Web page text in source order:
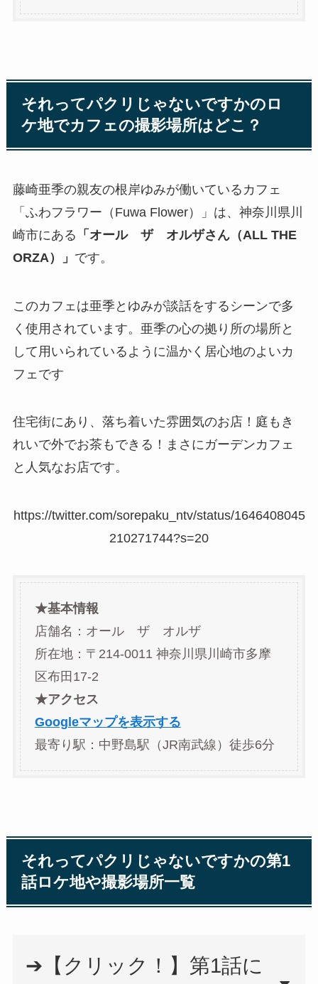
それってパクリじゃないですかのロ
ケ地でカフェの撮影場所はどこ？
藤崎亜季の親友の根岸ゆみが働いているカフェ
「ふわフラワー（Fuwa Flower）」は、神奈川県川
崎市にある 「オール ザ オルザさん（ALL THE
ORZA）」 です。
このカフェは亜季とゆみが談話をするシーンで多
く使用されています。亜季の心の拠り所の場所と
して用いられているように温かく居心地のよいカ
フェです
住宅街にあり、落ち着いた雰囲気のお店！庭もき
れいで外でお茶もできる！まさにガーデンカフェ
と人気なお店です。
https://twitter.com/sorepaku_ntv/status/1646408045
210271744?s=20
★基本情報
店舗名：オール ザ オルザ
所在地：〒214-0011 神奈川県川崎市多摩
区布田17-2
★アクセス
Googleマップを表示する
最寄り駅：中野島駅（JR南武線）徒歩6分
それってパクリじゃないですかの第1
話ロケ地や撮影場所一覧
➔【クリック！】第1話に